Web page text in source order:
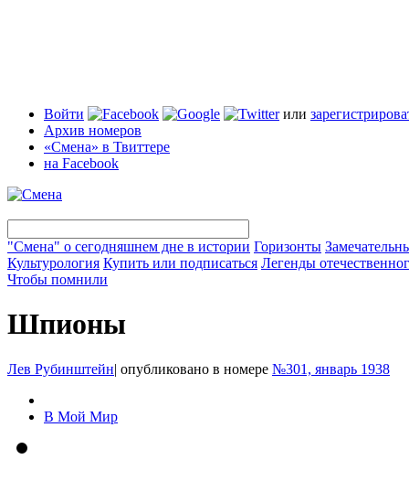
Войти или
Архив номеров
«Смена» в Твиттере
на Facebook
"Смена" о сегодняшнем дне в истории Горизонты
Культурология Купить или подписаться Легенды
Чтобы помнили
Шпионы
Лев Рубинштейн| опубликовано в номере №301, январь 1938
В Мой Мир